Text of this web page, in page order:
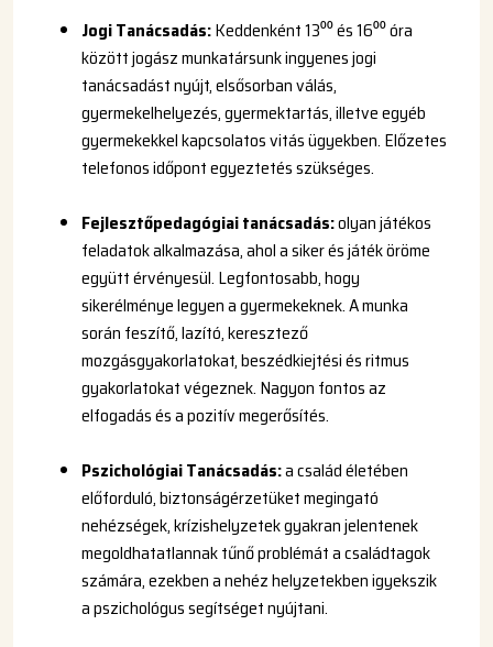
Jogi Tanácsadás:Keddenként 13⁰⁰ és 16⁰⁰ óra
között jogász munkatársunk ingyenes jogi
tanácsadást nyújt, elsősorban válás,
gyermekelhelyezés, gyermektartás, illetve egyéb
gyermekekkel kapcsolatos vitás ügyekben. Előzetes
telefonos időpont egyeztetés szükséges.
Fejlesztőpedagógiai tanácsadás:olyan játékos
feladatok alkalmazása, ahol a siker és játék öröme
együtt érvényesül. Legfontosabb, hogy
sikerélménye legyen a gyermekeknek. A munka
során feszítő, lazító, keresztező
mozgásgyakorlatokat, beszédkiejtési és ritmus
gyakorlatokat végeznek. Nagyon fontos az
elfogadás és a pozitív megerősítés.
Pszichológiai Tanácsadás:a család életében
előforduló, biztonságérzetüket megingató
nehézségek, krízishelyzetek gyakran jelentenek
megoldhatatlannak tűnő problémát a családtagok
számára, ezekben a nehéz helyzetekben igyekszik
a pszichológus segítséget nyújtani.